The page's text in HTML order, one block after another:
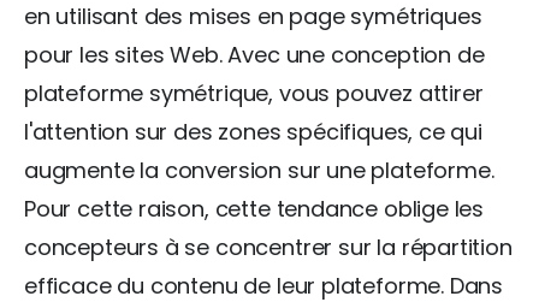
en utilisant des mises en page symétriques
pour les sites Web. Avec une conception de
plateforme symétrique, vous pouvez attirer
l'attention sur des zones spécifiques, ce qui
augmente la conversion sur une plateforme.
Pour cette raison, cette tendance oblige les
concepteurs à se concentrer sur la répartition
efficace du contenu de leur plateforme. Dans